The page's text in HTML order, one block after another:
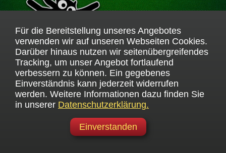
Für die Bereitstellung unseres Angebotes
verwenden wir auf unseren Webseiten Cookies.
Darüber hinaus nutzen wir seitenübergreifendes
Tracking, um unser Angebot fortlaufend
verbessern zu können. Ein gegebenes
Einverständnis kann jederzeit widerrufen
werden. Weitere Informationen dazu finden Sie
in unserer Datenschutzerklärung.
Einverstanden